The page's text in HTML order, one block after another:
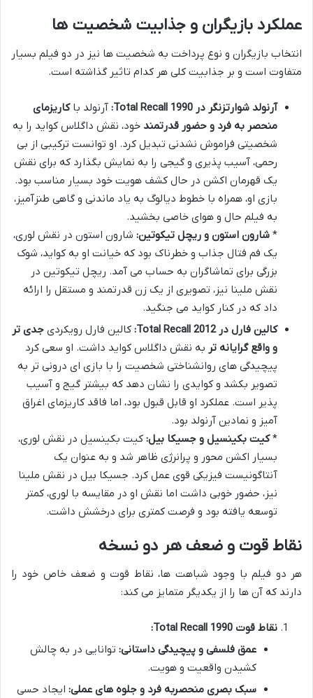
عملکرد بازیگران و جذابیت شخصیت ها
انتخاب بازیگران و نوع پرداخت به شخصیت ها نیز در دو فیلم بسیار
متفاوت است و بر جذابیت کلی هر کدام تاثیر گذاشته است.
آرنولد شوارتزنگر در Total Recall 1990: آرنولد باکاریزمای
منحصر به فرد و حضور قدرتمند خود، نقش داگلاس کواید را به
شخصیتی فراموش نشدنی تبدیل کرد. او توانست ترکیبی از بی
رحمی، آسیب پذیری و گیجی را به نمایش بگذارد که برای نقش
یک قهرمان اکشن در حال کشف هویت خود بسیار مناسب بود.
بازی او، همراه با خطوط دیالوگ به یاد ماندنی و گاهی طنزآمیز،
به فیلم حال و هوای خاصی بخشید.
* شارون استون و ریچل تیکوتین: شارون استون در نقش لوری،
یک فم فتال جذاب و خطرناک بود که خیانت او به کواید، شوک
بزرگی برای تماشاگران به حساب می آمد. ریچل تیکوتین در
نقش ملینا نیز، تصویری از یک زن قدرتمند و مستقل را ارائه
داد که در کنار کواید می جنگید.
کالین فارل در Total Recall 2012:
کالین فارل رویکردی جدی تر
و واقع گرایانه تر به نقش داگلاس کواید داشت. او سعی کرد
پیچیدگی های روانشناختی شخصیت را با بازی ای درونی تر به
تصویر بکشد و کوایدی را نشان دهد که بیشتر گیج و آسیب
پذیر است. عملکرد او قابل قبول بود، اما فاقد کاریزمای اغراق
آمیز و نمادین آرنولد بود.
*کیت بکینسیل و جسیکا بیل: کیت بکینسیل در نقش لوری،
بسیار اکشن محور و پرانرژی ظاهر شد و به عنوان یک
آنتاگونیست فیزیکی قوی عمل کرد. جسیکا بیل در نقش ملینا
نیز، حضور خوبی داشت اما نقش او در مقایسه با لوری، کمتر
توسعه یافته بود و فرصت کمتری برای درخشش داشت.
نقاط قوت و ضعف هر دو نسخه
هر دو فیلم با وجود شباهت ها، نقاط قوت و ضعف خاص خود را
دارند که آن ها را از یکدیگر متمایز می کند:
نقاط قوت Total Recall 1990:
عمق فلسفی و پیچیدگی داستانی: توانایی در به چالش
کشیدن واقعیت و هویت.
سبک بصری منحصربه فرد و جلوه های عملی: ایجاد حسی